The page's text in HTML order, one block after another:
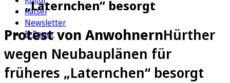
Rätsel
Newsletter
E-Paper
„Laternchen“ besorgt
Protest von AnwohnernHürther
wegen Neubauplänen für
früheres „Laternchen“ besorgt